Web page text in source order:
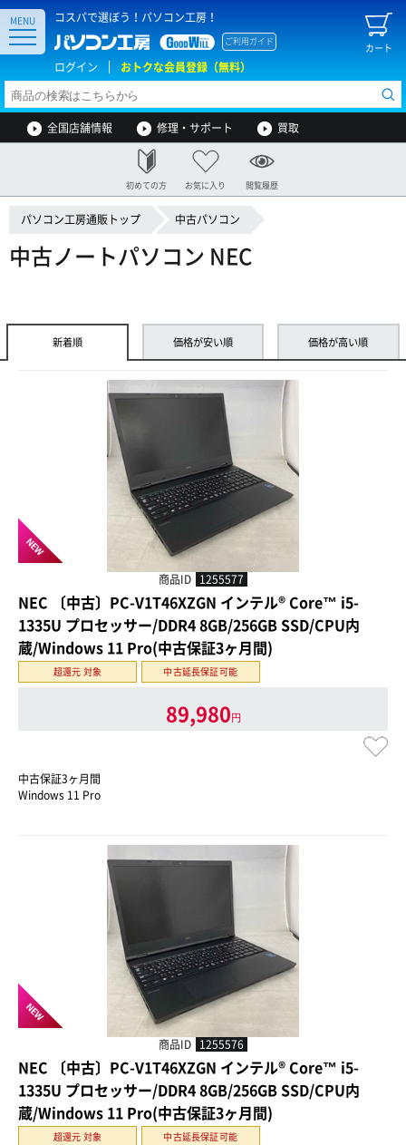
コスパで選ぼう！パソコン工房！
カート
ご利用ガイド
ログイン おトクな会員登録（無料）
MENU
全国店舗情報 修理・サポート 買取
初めての方 お気に入り 閲覧履歴
パソコン工房通販トップ 中古パソコン
中古ノートパソコン NEC
新着順 価格が安い順 価格が高い順
NEW
商品ID 1255577
NEC 〔中古〕PC-V1T46XZGN インテル® Core™ i5-
1335U プロセッサー/DDR4 8GB/256GB SSD/CPU内
蔵/Windows 11 Pro(中古保証3ヶ月間)
超還元 対象 中古延長保証可能
89,980円
中古保証3ヶ月間
Windows 11 Pro
NEW
商品ID 1255576
NEC 〔中古〕PC-V1T46XZGN インテル® Core™ i5-
1335U プロセッサー/DDR4 8GB/256GB SSD/CPU内
蔵/Windows 11 Pro(中古保証3ヶ月間)
超還元 対象 中古延長保証可能